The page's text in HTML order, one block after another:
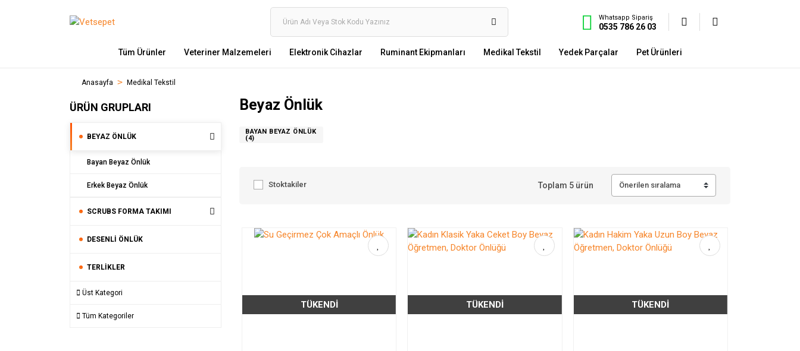
Whatsapp Sipariş
0535 786 26 03
Tüm Ürünler Veteriner Malzemeleri Elektronik Cihazlar Ruminant Ekipmanları Medikal Tekstil Yedek Parçalar Pet Ürünleri
Anasayfa Medikal Tekstil
ÜRÜN GRUPLARI
BEYAZ ÖNLÜK
Bayan Beyaz Önlük
Erkek Beyaz Önlük
SCRUBS FORMA TAKIMI
DESENLI ÖNLÜK
TERLIKLER
Üst Kategori
Tüm Kategoriler
Beyaz Önlük
BAYAN BEYAZ ÖNLÜK
(4)
Stoktakiler Toplam 5 ürün
TÜKENDİ TÜKENDİ TÜKENDİ